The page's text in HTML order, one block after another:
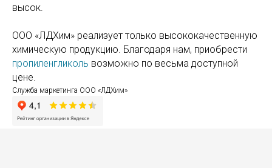
высок.
ООО «ЛДХим» реализует только высококачественную
химическую продукцию. Благодаря нам, приобрести
пропиленгликоль возможно по весьма доступной
цене.
Служба маркетинга ООО «ЛДХим»